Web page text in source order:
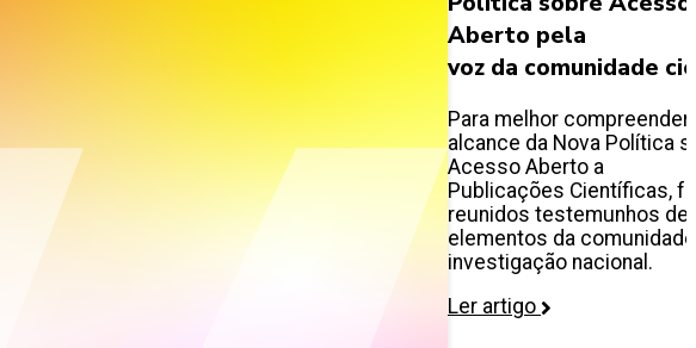
Aberto pela
voz da comunidade
Para melhor compreender
alcance da Nova Política
Acesso Aberto a
Publicações Científicas,
reunidos testemunhos de
elementos da
investigação nacional.
Ler artigo